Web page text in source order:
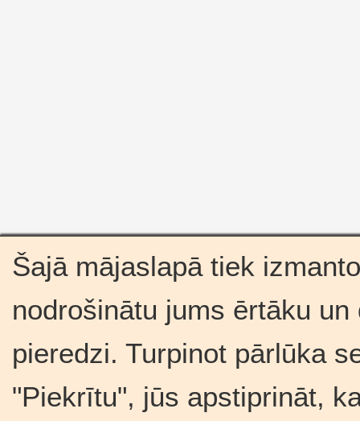
Šajā mājaslapā tiek
nodrošinātu jums ērtāku
pieredzi. Turpinot pārlūka
"Piekrītu", jūs apstiprināt,